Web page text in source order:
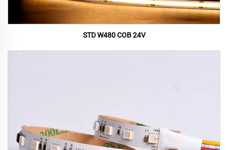
STD W480 COB 24V